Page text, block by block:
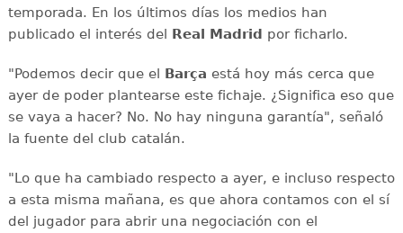
temporada. En los últimos días los medios han
publicado el interés del Real Madrid por ficharlo.
"Podemos decir que el Barça está hoy más cerca que
ayer de poder plantearse este fichaje. ¿Significa eso que
se vaya a hacer? No. No hay ninguna garantía", señaló
la fuente del club catalán.
"Lo que ha cambiado respecto a ayer, e incluso respecto
a esta misma mañana, es que ahora contamos con el sí
del jugador para abrir una negociación con el